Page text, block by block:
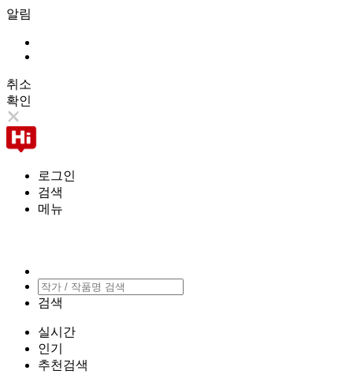
알림
취소
확인
로그인
검색
메뉴
검색
실시간
인기
추천검색